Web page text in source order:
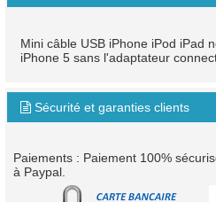
Mini câble USB iPhone iPod iPad
iPhone 5 sans l'adaptateur
Sécurité et garanties clients
Paiements : Paiement 100%
à Paypal.